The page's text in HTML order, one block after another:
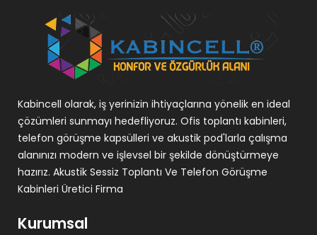
Kabincell olarak, iş yerinizin ihtiyaçlarına yönelik en ideal
çözümleri sunmayı hedefliyoruz. Ofis toplantı kabinleri,
telefon görüşme kapsülleri ve akustik pod'larla çalışma
alanınızı modern ve işlevsel bir şekilde dönüştürmeye
hazırız. Akustik Sessiz Toplantı Ve Telefon Görüşme
Kabinleri Üretici Firma
Kurumsal